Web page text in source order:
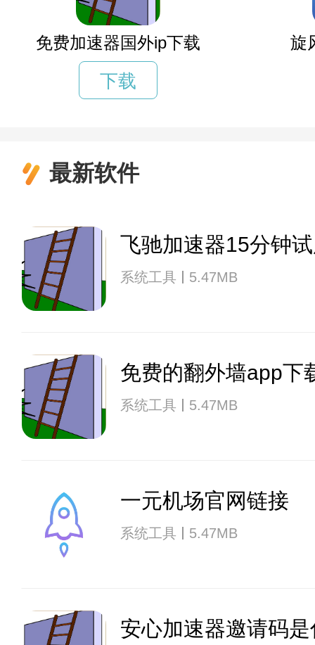
免费加速器国外ip下载
下载
旋
最新软件
飞驰加速器15分钟
系统工具 5.47MB
免费的翻外墙app下
系统工具 5.47MB
一元机场官网链接
系统工具 5.47MB
安心加速器邀请码